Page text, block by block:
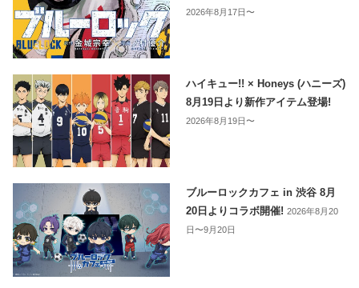
2026年8月17日〜
ハイキュー!! × Honeys (ハニーズ)
8月19日より新作アイテム登場!
2026年8月19日〜
ブルーロックカフェ in 渋谷 8月
20日よりコラボ開催!2026年8月20
日〜9月20日